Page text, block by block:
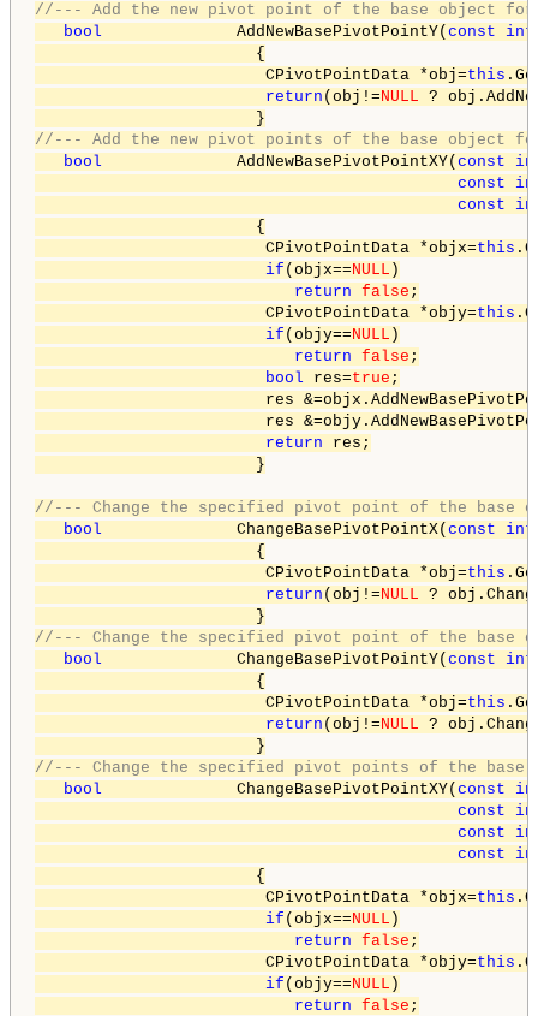
//--- Add the new pivot point of the base object for
bool AddNewBasePivotPointY( const int
{
CPivotPointData *obj=this
return (obj!=NULL ?
//--- Add the new pivot points of the base object
bool AddNewBasePivotPointXY( const
const
const
{
CPivotPointData *objx=this
if (objx==NULL )
return false ;
CPivotPointData *objy=this
if (objy==NULL )
return false ;
bool res=true ;
res
res
return res;
}
//--- Change the specified pivot point of the base
bool ChangeBasePivotPointX( const int
{
CPivotPointData *obj=this
return (obj!=NULL ?
//--- Change the specified pivot point of the base
bool ChangeBasePivotPointY( const int
{
CPivotPointData *obj=this
return (obj!=NULL ?
//--- Change the specified pivot points of the
bool ChangeBasePivotPointXY( const
const
const
const
{
CPivotPointData *objx=this
if (objx==NULL )
return false ;
CPivotPointData *objy=this
if (objy==NULL )
return false ;